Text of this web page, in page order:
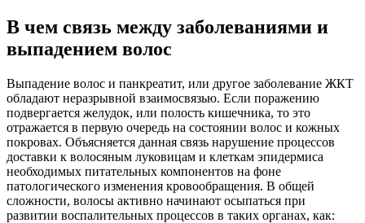
В чем связь между заболеваниями и
выпадением волос
Выпадение волос и панкреатит, или другое заболевание ЖКТ
обладают неразрывной взаимосвязью. Если поражению
подвергается желудок, или полость кишечника, то это
отражается в первую очередь на состоянии волос и кожных
покровах. Объясняется данная связь нарушение процессов
доставки к волосяным луковицам и клеткам эпидермиса
необходимых питательных компонентов на фоне
патологического изменения кровообращения. В общей
сложности, волосы активно начинают осыпаться при
развитии воспалительных процессов в таких органах, как: